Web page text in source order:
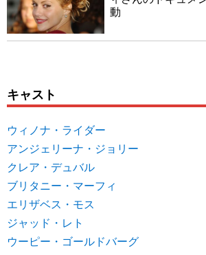
動
キャスト
ウィノナ・ライダー
アンジェリーナ・ジョリー
クレア・デュバル
ブリタニー・マーフィ
エリザベス・モス
ジャッド・レト
ウーピー・ゴールドバーグ